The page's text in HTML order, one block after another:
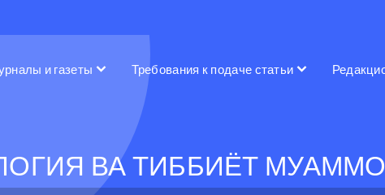
и газеты Требования к подаче статьи
ВА ТИББИЁТ